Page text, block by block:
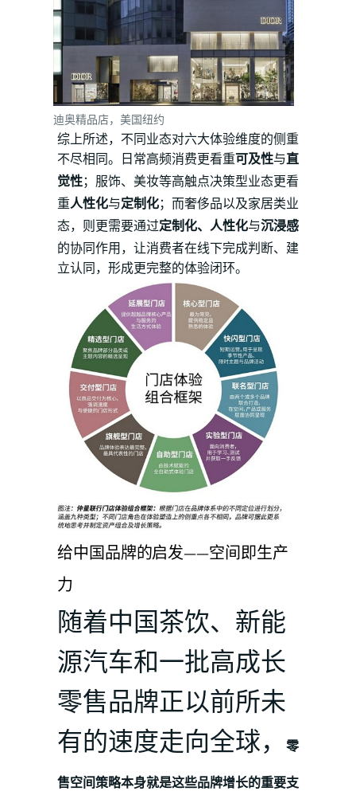
迪奥精品店，美国纽约
综上所述，不同业态对六大体验维度的侧重
不尽相同。日常高频消费更看重可及性与直
觉性；服饰、美妆等高触点决策型业态更看
重人性化与定制化；而奢侈品以及家居类业
态，则更需要通过定制化、人性化与沉浸感
的协同作用，让消费者在线下完成判断、建
立认同，形成更完整的体验闭环。
给中国品牌的启发——空间即生产
力
随着中国茶饮、新能
源汽车和一批高成长
零售品牌正以前所未
有的速度走向全球，
零
售空间策略本身就是这些品牌增长的重要支